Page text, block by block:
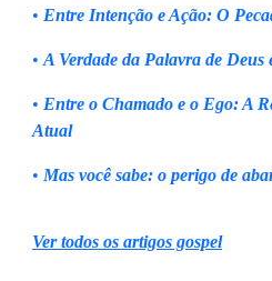
• Entre Intenção e Ação: O
• A Verdade da Palavra de
• Entre o Chamado e o Ego: A
Atual
• Mas você sabe: o perigo de
Ver todos os artigos gospel